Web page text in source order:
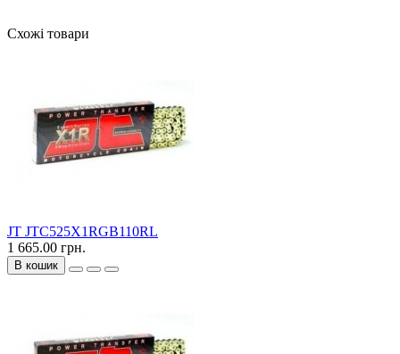
Схожі товари
JT JTC525X1RGB110RL
1 665.00 грн.
В кошик